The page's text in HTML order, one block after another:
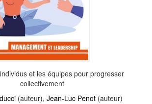
et les équipes pour progresser
collectivement
(auteur), Jean-Luc Penot (auteur)